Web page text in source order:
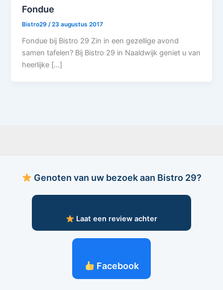
Fondue
Bistro29/23 augustus 2017
Fondue bij Bistro 29 Zin in een gezellige avond
samen tafelen? Bij Bistro 29 in Naaldwijk geniet u van
heerlijke […]
Genoten van uw bezoek aan Bistro 29?
Laat een review achter
Facebook